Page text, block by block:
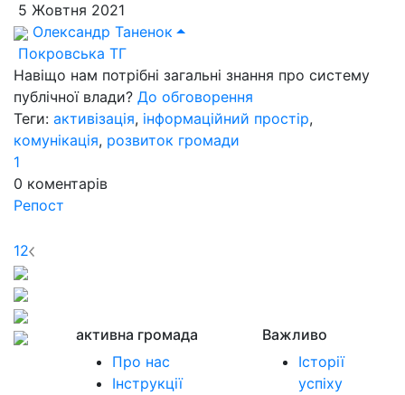
5 Жовтня 2021
Олександр Таненок
Покровська ТГ
Навіщо нам потрібні загальні знання про систему
публічної влади? До обговорення
Теги: активізація, інформаційний простір,
комунікація, розвиток громади
1
0 коментарів
Репост
12
активна громада
Про нас
Інструкції
Важливо
Історії
успіху